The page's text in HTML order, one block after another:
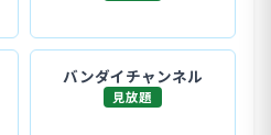
バンダイチャンネル
見放題